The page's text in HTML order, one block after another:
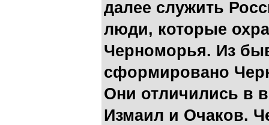
далее служить
люди, которые
Черноморья. Из
сформировано
Они отличились в
Измаил и Очаков.